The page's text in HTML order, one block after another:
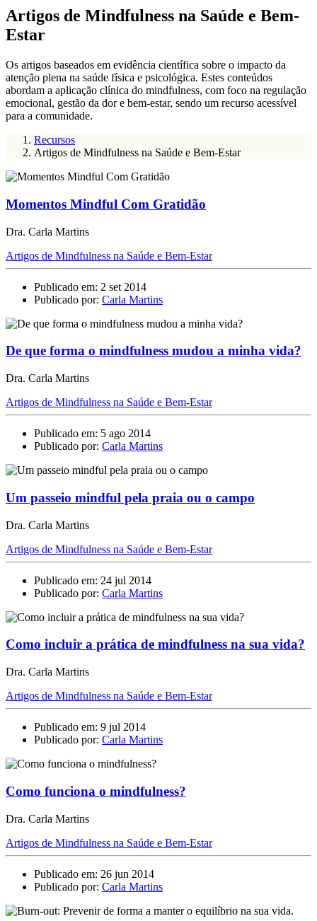
Artigos de Mindfulness na Saúde e Bem-
Estar
Os artigos baseados em evidência científica sobre o impacto da
atenção plena na saúde física e psicológica. Estes conteúdos
abordam a aplicação clínica do mindfulness, com foco na regulação
emocional, gestão da dor e bem-estar, sendo um recurso acessível
para a comunidade.
Recursos
Artigos de Mindfulness na Saúde e Bem-Estar
Momentos Mindful Com Gratidão
Dra. Carla Martins
Artigos de Mindfulness na Saúde e Bem-Estar
Publicado em: 2 set 2014
Publicado por: Carla Martins
De que forma o mindfulness mudou a minha vida?
Dra. Carla Martins
Artigos de Mindfulness na Saúde e Bem-Estar
Publicado em: 5 ago 2014
Publicado por: Carla Martins
Um passeio mindful pela praia ou o campo
Dra. Carla Martins
Artigos de Mindfulness na Saúde e Bem-Estar
Publicado em: 24 jul 2014
Publicado por: Carla Martins
Como incluir a prática de mindfulness na sua vida?
Dra. Carla Martins
Artigos de Mindfulness na Saúde e Bem-Estar
Publicado em: 9 jul 2014
Publicado por: Carla Martins
Como funciona o mindfulness?
Dra. Carla Martins
Artigos de Mindfulness na Saúde e Bem-Estar
Publicado em: 26 jun 2014
Publicado por: Carla Martins